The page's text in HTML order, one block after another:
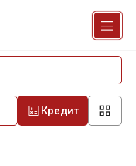
Кредит